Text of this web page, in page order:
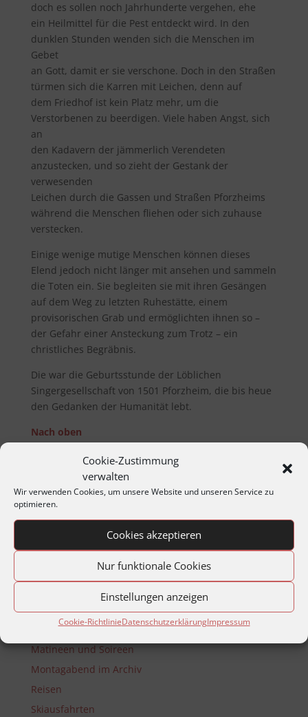
Cookie-Zustimmung
verwalten
Wir verwenden Cookies, um unsere Website und unseren Service zu
optimieren.
Cookies akzeptieren
Nur funktionale Cookies
Einstellungen anzeigen
Cookie-RichtlinieDatenschutzerklärungImpressum
doch es sollen noch Jahrhunderte vergehen, ehe
ein Heilmittel für die Pest entdeckt wird. In den
dunklen Stunden wenden sich die Menschen im
Gebet
an Gott, damit er sie verschone. Doch in den Straßen
türmen sich die Karren mit Leichen, denn auf
dem Friedhof ist kein Platz mehr, um die
Verstorbenen zu beerdigen. Viele haben Angst, sich
an
den Kadavern der jämmerlich Verendeten
anzustecken, und so zieht der Gestank der
verwesenden
Leichen durch die Gassen und Straßen Pforzheims
während die Menschen fliehen oder sich zuhause
verstecken.
Einige wenige mutige Menschen können dieses
Elend jedoch nicht länger mit ansehen und sammeln
die Toten ein. Sie begleiten sie mit ihren Gesängen
auf dem Weg zu letzten Ruhestätte, einem
provisorischen Grab und ermöglichten ihnen so –
der Gefahr einer Ansteckung zum Trotz – ein
christliches Begräbnis.
Die war die Geburtsstunde der Löblichen
Singergesellschaft von 1501 Pforzheim, die bis heue
den Gedanken der Humanität lebt.
Nach oben
Copyright:Alle Rechte vor­be­halt­en. Re­pro­duktionen,
Spei­cher­ungen in Daten­ver­arbeitungs­anlag­en oder
mech­anisch­en oder ähnlich­en Wegen, Funk oder
er Genehm­ig­ung des Autors.
Jahresprogramme
Jahreshauptversammlungen
Matineen und Soireen
Montagabend im Archiv
Reisen
Skiausfahrten